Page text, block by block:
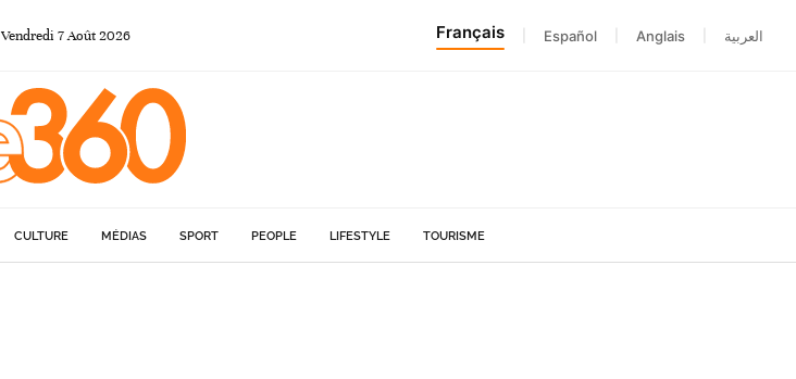
Vendredi 7Août 2026 Français Español Anglais العربية
CULTURE MÉDIAS SPORT PEOPLE LIFESTYLE TOURISME